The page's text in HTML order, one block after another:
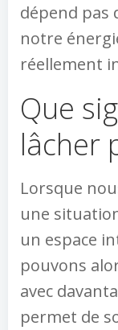
dépend pas
notre
réellement
Que
lâcher
Lorsque
une
un espace
pouvons
avec
permet de